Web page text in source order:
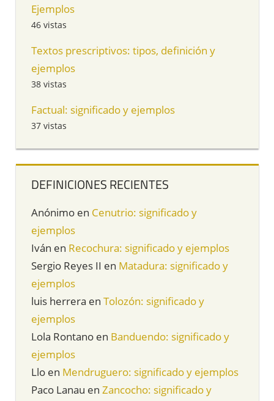
Ejemplos
46 vistas
Textos prescriptivos: tipos, definición y
ejemplos
38 vistas
Factual: significado y ejemplos
37 vistas
DEFINICIONES RECIENTES
Anónimo en Cenutrio: significado y
ejemplos
Iván en Recochura: significado y ejemplos
Sergio Reyes II en Matadura: significado y
ejemplos
luis herrera en Tolozón: significado y
ejemplos
Lola Rontano en Banduendo: significado y
ejemplos
Llo en Mendruguero: significado y ejemplos
Paco Lanau en Zancocho: significado y